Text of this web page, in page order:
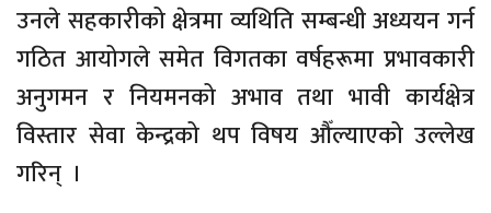
उनले सहकारीको क्षेत्रमा व्यथिति सम्बन्धी अध्ययन गर्न
गठित आयोगले समेत विगतका वर्षहरूमा प्रभावकारी
अनुगमन र नियमनको अभाव तथा भावी कार्यक्षेत्र
विस्तार सेवा केन्द्रको थप विषय औँल्याएको उल्लेख
गरिन् ।